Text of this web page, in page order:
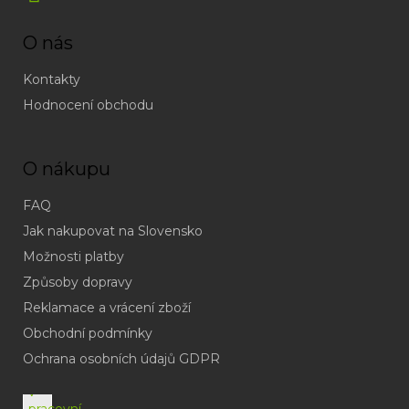
O nás
Kontakty
Hodnocení obchodu
O nákupu
FAQ
Jak nakupovat na Slovensko
Možnosti platby
Způsoby dopravy
Reklamace a vrácení zboží
Obchodní podmínky
Ochrana osobních údajů GDPR
(odpověď
do
v